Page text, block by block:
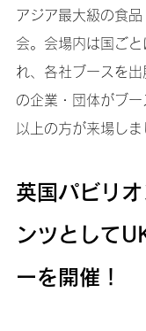
アジア最大級の食
会。会場内は国ご
れ、各社ブースを
の企業・団体がブ
以上の方が来場しま
英国パビリ
ンツとして
ーを開催！